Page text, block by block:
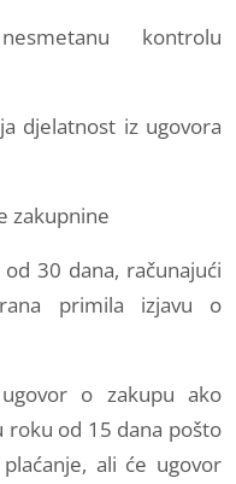
kontrolu
djelatnost iz ugovora
zakupnine
30 dana, računajući
primila izjavu o
o zakupu ako
roku od 15 dana pošto
ali će ugovor